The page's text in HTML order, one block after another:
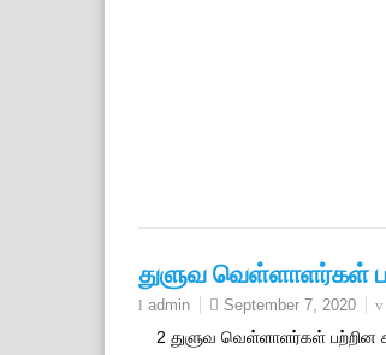
துளுவ வெள்ளாளர்கள்
admin September 7, 2020
2 துளுவ வெள்ளாளர்கள் பற்றின